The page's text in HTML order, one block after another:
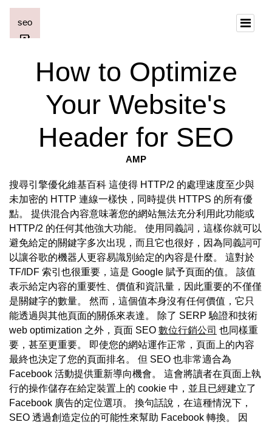
How to Optimize
Your Website's
Header for SEO
AMP
搜尋引擎優化維基百科 這使得 HTTP/2 的處理速度至少與
未加密的 HTTP 連線一樣快，同時提供 HTTPS 的所有優
點。 提供混合內容意味著您的網站無法充分利用此功能或
HTTP/2 的任何其他強大功能。 使用同義詞，這樣你就可以
避免給定的關鍵字多次出現，而且它也很好，因為同義詞可
以讓谷歌的機器人更容易識別給定的內容是什麼。 這對於
TF/IDF 索引也很重要，這是 Google 賦予頁面的值。 該值
表示給定內容的重要性、價值和資訊量，因此重要的不僅僅
是關鍵字的數量。 然而，這個值本身沒有任何價值，它只
能透過與其他頁面的關係來表達。 除了 SERP 驗證和技術
web optimization 之外，頁面 SEO 數位行銷公司 也同樣重
要，甚至更重要。 即使您的網站運作正常，頁面上的內容
最終也決定了您的頁面排名。 但 SEO 也非常適合為
Facebook 活動提供重新導向機會。 這會將讀者在頁面上執
行的操作儲存在給定裝置上的 cookie 中，並且已經建立了
Facebook 廣告的定位選項。 換句話說，在這種情況下，
SEO 透過創造定位的可能性來幫助 Facebook 轉換。 因